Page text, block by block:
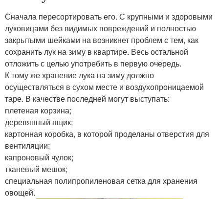
Сначала пересортировать его. С крупными и здоровыми
луковицами без видимых повреждений и полностью
закрытыми шейками на возникнет проблем с тем, как
сохранить лук на зиму в квартире. Весь остальной
отложить с целью употребить в первую очередь.
К тому же хранение лука на зиму должно
осуществляться в сухом месте и воздухопроницаемой
таре. В качестве последней могут выступать:
плетеная корзина;
деревянный ящик;
картонная коробка, в которой проделаны отверстия для
вентиляции;
капроновый чулок;
тканевый мешок;
специальная полипропиленовая сетка для хранения
овощей.